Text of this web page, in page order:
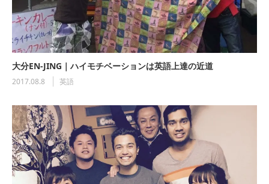
大分EN-JING｜ハイモチベーションは英語上達の近道
2017.08.8 英語